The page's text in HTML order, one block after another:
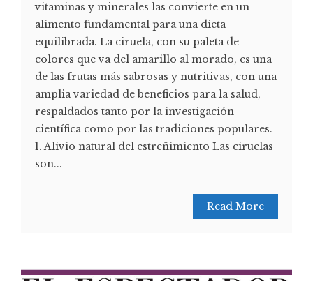
vitaminas y minerales las convierte en un
alimento fundamental para una dieta
equilibrada. La ciruela, con su paleta de
colores que va del amarillo al morado, es una
de las frutas más sabrosas y nutritivas, con una
amplia variedad de beneficios para la salud,
respaldados tanto por la investigación
científica como por las tradiciones populares.
1. Alivio natural del estreñimiento Las ciruelas
son...
Read More